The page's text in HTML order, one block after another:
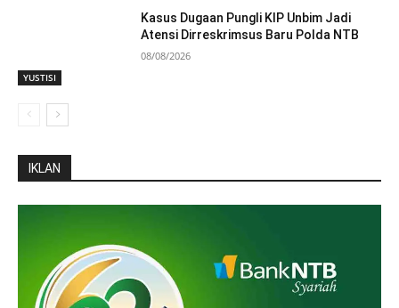
YUSTISI
Kasus Dugaan Pungli KIP Unbim Jadi
Atensi Dirreskrimsus Baru Polda NTB
08/08/2026
IKLAN